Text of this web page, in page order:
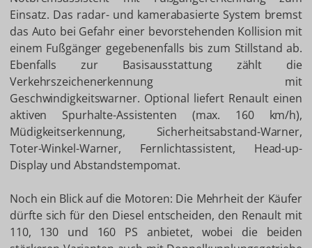
Einsatz. Das radar- und kamerabasierte System bremst
das Auto bei Gefahr einer bevorstehenden Kollision mit
einem Fußgänger gegebenenfalls bis zum Stillstand ab.
Ebenfalls zur Basisausstattung zählt die
Verkehrszeichenerkennung mit
Geschwindigkeitswarner. Optional liefert Renault einen
aktiven Spurhalte-Assistenten (max. 160 km/h),
Müdigkeitserkennung, Sicherheitsabstand-Warner,
Toter-Winkel-Warner, Fernlichtassistent, Head-up-
Display und Abstandstempomat.
Noch ein Blick auf die Motoren: Die Mehrheit der Käufer
dürfte sich für den Diesel entscheiden, den Renault mit
110, 130 und 160 PS anbietet, wobei die beiden